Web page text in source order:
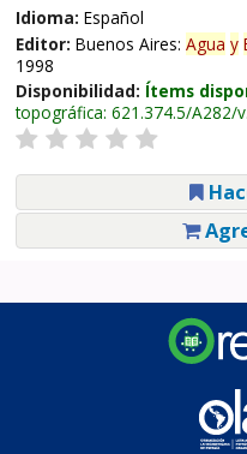
Idioma: Español
Editor: Buenos Aires: Agua y
1998
Disponibilidad: Ítems
topográfica: 621.374.5/A282/